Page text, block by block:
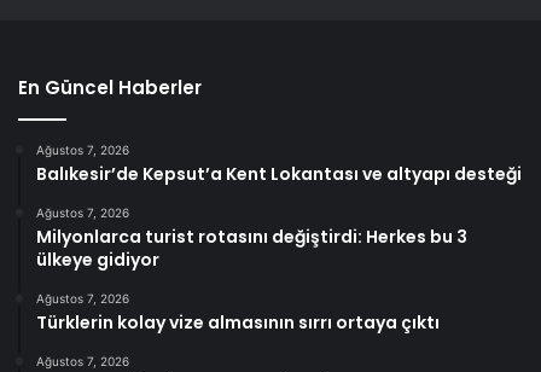
En Güncel Haberler
Ağustos 7, 2026
Balıkesir’de Kepsut’a Kent Lokantası ve altyapı desteği
Ağustos 7, 2026
Milyonlarca turist rotasını değiştirdi: Herkes bu 3
ülkeye gidiyor
Ağustos 7, 2026
Türklerin kolay vize almasının sırrı ortaya çıktı
Ağustos 7, 2026